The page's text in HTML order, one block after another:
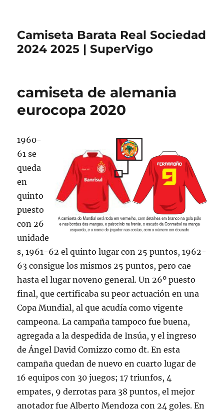
Camiseta Barata Real Sociedad
2024 2025 | SuperVigo
camiseta de alemania
eurocopa 2020
1960-
61 se
queda
en
quinto
puesto
con 26
unidade
s, 1961-62 el quinto lugar con 25 puntos, 1962-
63 consigue los mismos 25 puntos, pero cae
hasta el lugar noveno general. Un 26º puesto
final, que certificaba su peor actuación en una
Copa Mundial, al que acudía como vigente
campeona. La campaña tampoco fue buena,
agregada a la despedida de Insúa, y el ingreso
de Ángel David Comizzo como dt. En esta
campaña quedan de nuevo en cuarto lugar de
16 equipos con 30 juegos; 17 triunfos, 4
empates, 9 derrotas para 38 puntos, el mejor
anotador fue Alberto Mendoza con 24 goles. En